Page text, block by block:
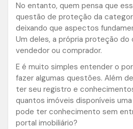
No entanto, quem pensa que
questão de proteção da
deixando que aspectos
Um deles, a própria proteção do
vendedor ou comprador.
E é muito simples entender o
fazer algumas questões. Além
ter seu registro e
quantos imóveis disponíveis
pode ter conhecimento sem
portal imobiliário?